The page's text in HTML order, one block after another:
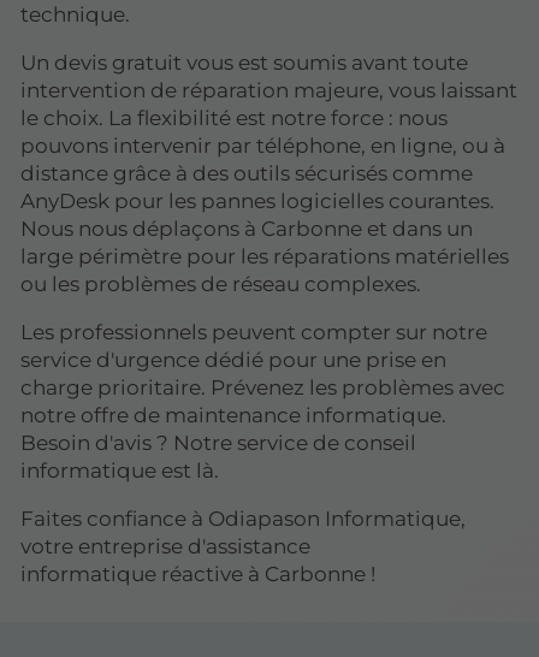
technique.
Un devis gratuit vous est soumis avant toute
intervention de réparation majeure, vous laissant
le choix. La flexibilité est notre force : nous
pouvons intervenir par téléphone, en ligne, ou à
distance grâce à des outils sécurisés comme
AnyDesk pour les pannes logicielles courantes.
Nous nous déplaçons à Carbonne et dans un
large périmètre pour les réparations matérielles
ou les problèmes de réseau complexes.
Les professionnels peuvent compter sur notre
service d'urgence dédié pour une prise en
charge prioritaire. Prévenez les problèmes avec
notre offre de maintenance informatique.
Besoin d'avis ? Notre service de conseil
informatique est là.
Faites confiance à Odiapason Informatique,
votre entreprise d'assistance
informatique réactive à Carbonne !